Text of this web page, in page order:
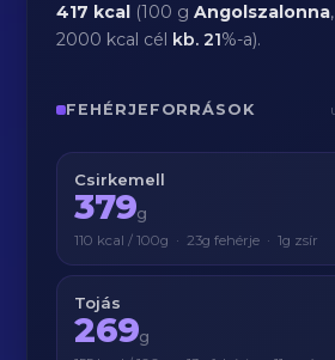
417 kcal (100 gAngolszalonna
2000 kcal cél kb.21%-a).
FEHÉRJEFORRÁSOK
Csirkemell
379g
110 kcal / 100g · 23g fehérje · 1g zsír
Tojás
269g